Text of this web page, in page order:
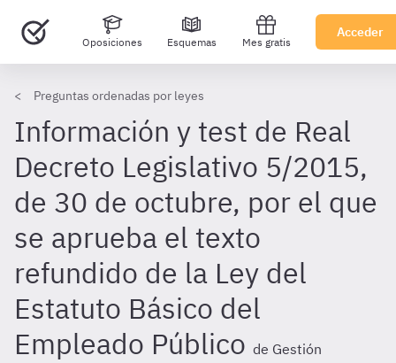
Oposiciones Esquemas Mes gratis
Acceder
Preguntas ordenadas por leyes
Información y test de Real
Decreto Legislativo 5/2015,
de 30 de octubre, por el que
se aprueba el texto
refundido de la Ley del
Estatuto Básico del
Empleado Público de Gestión